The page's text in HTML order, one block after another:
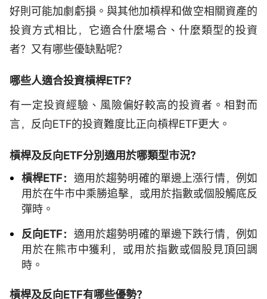
好則可能加劇虧損。與其他加槓桿和做空相關資產的
投資方式相比，它適合什麼場合、什麼類型的投資
者？又有哪些優缺點呢？
哪些人適合投資槓桿ETF?
有一定投資經驗、風險偏好較高的投資者。相對而
言，反向ETF的投資難度比正向槓桿ETF更大。
槓桿及反向ETF分別適用於哪類型市況？
槓桿ETF： 適用於趨勢明確的單邊上漲行情，例如
用於在牛市中乘勝追擊，或用於指數或個股觸底反
彈時。
反向ETF： 適用於趨勢明確的單邊下跌行情，例如
用於在熊市中獲利，或用於指數或個股見頂回調
時。
槓桿及反向ETF有哪些優勢？